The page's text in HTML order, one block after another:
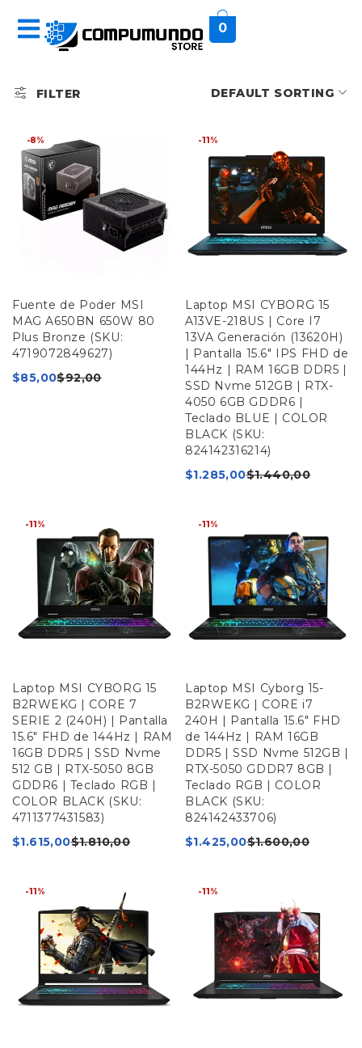
0
FILTER DEFAULT SORTING
-8%
Fuente de Poder MSI
MAG A650BN 650W 80
Plus Bronze (SKU:
4719072849627)
$92,00
$85,00
-11%
Laptop MSI CYBORG 15
A13VE-218US | Core I7
13VA Generación (13620H)
| Pantalla 15.6" IPS FHD de
144Hz | RAM 16GB DDR5 |
SSD Nvme 512GB | RTX-
4050 6GB GDDR6 |
Teclado BLUE | COLOR
BLACK (SKU:
824142316214)
$1.440,00
$1.285,00
-11%
Laptop MSI CYBORG 15
B2RWEKG | CORE 7
SERIE 2 (240H) | Pantalla
15.6" FHD de 144Hz | RAM
16GB DDR5 | SSD Nvme
512 GB | RTX-5050 8GB
GDDR6 | Teclado RGB |
COLOR BLACK (SKU:
4711377431583)
$1.810,00
$1.615,00
-11%
Laptop MSI Cyborg 15-
B2RWEKG | CORE i7
240H | Pantalla 15.6" FHD
de 144Hz | RAM 16GB
DDR5 | SSD Nvme 512GB |
RTX-5050 GDDR7 8GB |
Teclado RGB | COLOR
BLACK (SKU:
824142433706)
$1.600,00
$1.425,00
-11% -11%